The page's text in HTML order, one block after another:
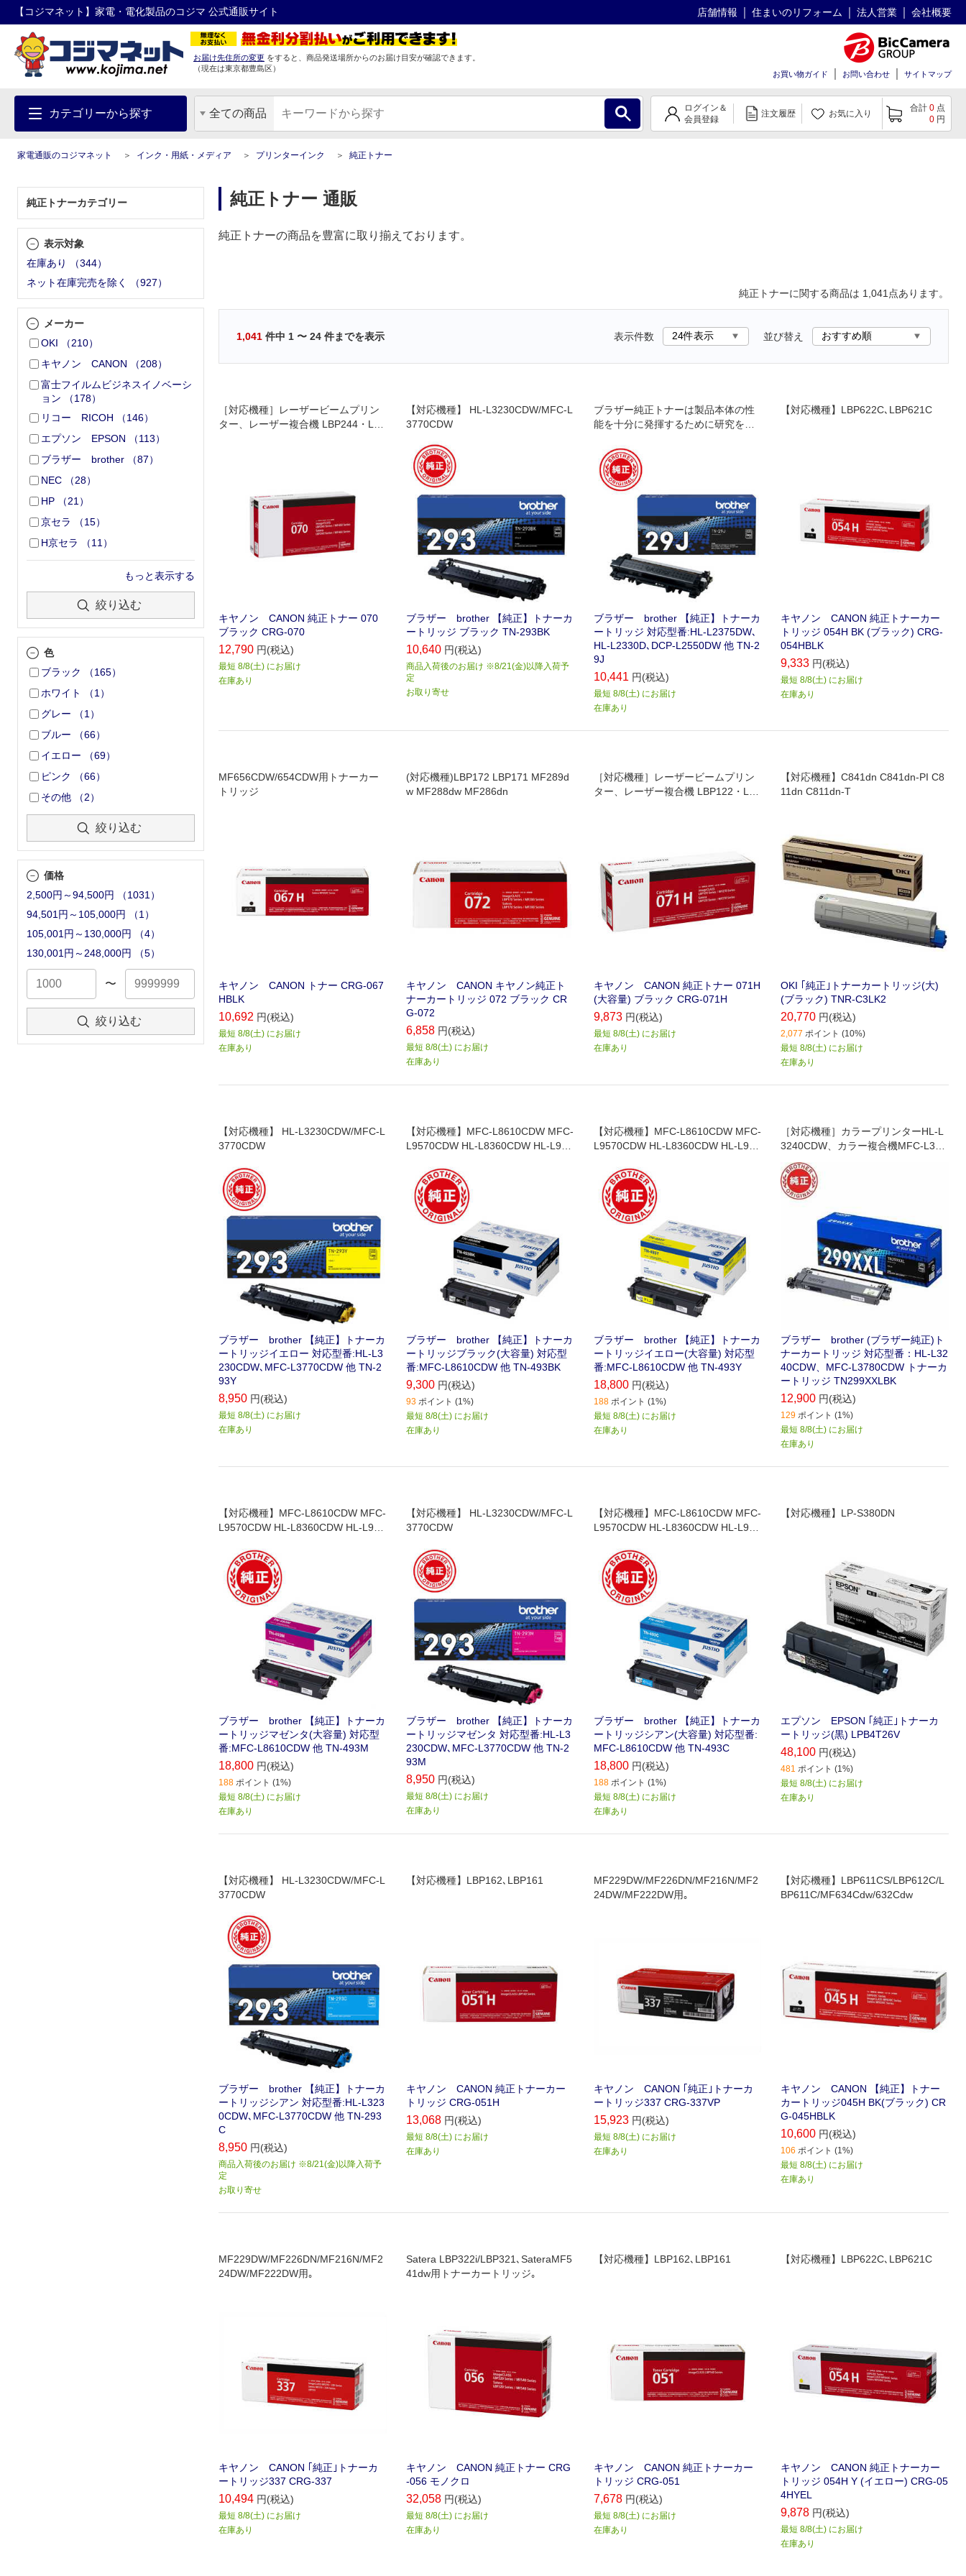
【コジマネット】家電・電化製品のコジマ 公式通販サイト 店舗情報 住まいのリフォーム 法人営業 会社概要
お届け先住所の変更 をすると、商品発送場所からのお届け目安が確認できます。
（現在は東京都豊島区）
お買い物ガイド お問い合わせ サイトマップ
カテゴリーから探す 全ての商品
ログイン＆
会員登録
注文履歴 お気に入り
合計 0 点
0 円
家電通販のコジマネット インク・用紙・メディア プリンターインク 純正トナー
純正トナーカテゴリー
表示対象
在庫あり
（344）
ネット在庫完売を除く
（927）
メーカー
OKI
（210）
キヤノン CANON
（208）
富士フイルムビジネスイノベーシ
ョン
（178）
リコー RICOH
（146）
エプソン EPSON
（113）
ブラザー brother
（87）
NEC
（28）
HP
（21 ）
京セラ
（15）
H京セラ
（11 ）
もっと表示する
絞り込む
色
ブラック
（165）
ホワイト
（1 ）
グレー
（1 ）
ブルー
（66）
イエロー
（69）
ピンク
（66）
その他
（2）
絞り込む
価格
2,500円～94,500円
（1031 ）
94,501円～105,000円
（1 ）
105,001円～130,000円
（4）
130,001円～248,000円
（5）
〜
絞り込む
純正トナー 通販
純正トナーの商品を豊富に取り揃えております。
純正トナーに関する商品は 1,041 点あります。
1,041 件中 1 〜 24 件までを表示 表示件数 並び替え
［対応機種］レーザービームプリン
ター、レーザー複合機 LBP244・LB
キヤノン CANON 純正トナー 070
ブラック CRG-070
12,790 円(税込)
最短 8/8(土) にお届け
在庫あり
【対応機種】 HL-L3230CDW/MFC-L
3770CDW
ブラザー brother 【純正】トナーカ
ートリッジ ブラック TN-293BK
10,640 円(税込)
商品入荷後のお届け ※8/21(金)以降入荷予
定
お取り寄せ
ブラザー純正トナーは製品本体の性
能を十分に発揮するために研究を重
ブラザー brother 【純正】トナーカ
ートリッジ 対応型番:HL-L2375DW､
HL-L2330D､DCP-L2550DW 他 TN-2
9J
10,441 円(税込)
最短 8/8(土) にお届け
在庫あり
【対応機種】LBP622C､LBP621C
キヤノン CANON 純正トナーカー
トリッジ 054H BK (ブラック) CRG-
054HBLK
9,333 円(税込)
最短 8/8(土) にお届け
在庫あり
MF656CDW/654CDW用トナーカー
トリッジ
キヤノン CANON トナー CRG-067
HBLK
10,692 円(税込)
最短 8/8(土) にお届け
在庫あり
(対応機種)LBP172 LBP171 MF289d
w MF288dw MF286dn
キヤノン CANON キヤノン純正ト
ナーカートリッジ 072 ブラック CR
G-072
6,858 円(税込)
最短 8/8(土) にお届け
在庫あり
［対応機種］レーザービームプリン
ター、レーザー複合機 LBP122・LB
キヤノン CANON 純正トナー 071H
(大容量) ブラック CRG-071H
9,873 円(税込)
最短 8/8(土) にお届け
在庫あり
【対応機種】C841dn C841dn-PI C8
11dn C811dn-T
OKI ｢純正｣トナーカートリッジ(大)
(ブラック) TNR-C3LK2
20,770 円(税込)
2,077 ポイント (10%)
最短 8/8(土) にお届け
在庫あり
【対応機種】 HL-L3230CDW/MFC-L
3770CDW
ブラザー brother 【純正】トナーカ
ートリッジイエロー 対応型番:HL-L3
230CDW､MFC-L3770CDW 他 TN-2
93Y
8,950 円(税込)
最短 8/8(土) にお届け
在庫あり
【対応機種】MFC-L8610CDW MFC-
L9570CDW HL-L8360CDW HL-L931
ブラザー brother 【純正】トナーカ
ートリッジブラック(大容量) 対応型
番:MFC-L8610CDW 他 TN-493BK
9,300 円(税込)
93 ポイント (1%)
最短 8/8(土) にお届け
在庫あり
【対応機種】MFC-L8610CDW MFC-
L9570CDW HL-L8360CDW HL-L931
ブラザー brother 【純正】トナーカ
ートリッジイエロー(大容量) 対応型
番:MFC-L8610CDW 他 TN-493Y
18,800 円(税込)
188 ポイント (1%)
最短 8/8(土) にお届け
在庫あり
［対応機種］カラープリンターHL-L
3240CDW、カラー複合機MFC-L378
0CDW
ブラザー brother (ブラザー純正)ト
ナーカートリッジ 対応型番：HL-L32
40CDW、MFC-L3780CDW トナーカ
ートリッジ TN299XXLBK
12,900 円(税込)
129 ポイント (1%)
最短 8/8(土) にお届け
在庫あり
【対応機種】MFC-L8610CDW MFC-
L9570CDW HL-L8360CDW HL-L931
ブラザー brother 【純正】トナーカ
ートリッジマゼンタ(大容量) 対応型
番:MFC-L8610CDW 他 TN-493M
18,800 円(税込)
188 ポイント (1%)
最短 8/8(土) にお届け
在庫あり
【対応機種】 HL-L3230CDW/MFC-L
3770CDW
ブラザー brother 【純正】トナーカ
ートリッジマゼンタ 対応型番:HL-L3
230CDW､MFC-L3770CDW 他 TN-2
93M
8,950 円(税込)
最短 8/8(土) にお届け
在庫あり
【対応機種】MFC-L8610CDW MFC-
L9570CDW HL-L8360CDW HL-L931
ブラザー brother 【純正】トナーカ
ートリッジシアン(大容量) 対応型番:
MFC-L8610CDW 他 TN-493C
18,800 円(税込)
188 ポイント (1%)
最短 8/8(土) にお届け
在庫あり
【対応機種】LP-S380DN
エプソン EPSON ｢純正｣トナーカ
ートリッジ(黒) LPB4T26V
48,100 円(税込)
481 ポイント (1%)
最短 8/8(土) にお届け
在庫あり
【対応機種】 HL-L3230CDW/MFC-L
3770CDW
ブラザー brother 【純正】トナーカ
ートリッジシアン 対応型番:HL-L323
0CDW､MFC-L3770CDW 他 TN-293
C
8,950 円(税込)
商品入荷後のお届け ※8/21(金)以降入荷予
定
お取り寄せ
【対応機種】LBP162､LBP161
キヤノン CANON 純正トナーカー
トリッジ CRG-051H
13,068 円(税込)
最短 8/8(土) にお届け
在庫あり
MF229DW/MF226DN/MF216N/MF2
24DW/MF222DW用｡
キヤノン CANON ｢純正｣トナーカ
ートリッジ337 CRG-337VP
15,923 円(税込)
最短 8/8(土) にお届け
在庫あり
【対応機種】LBP611CS/LBP612C/L
BP611C/MF634Cdw/632Cdw
キヤノン CANON 【純正】トナー
カートリッジ045H BK(ブラック) CR
G-045HBLK
10,600 円(税込)
106 ポイント (1%)
最短 8/8(土) にお届け
在庫あり
MF229DW/MF226DN/MF216N/MF2
24DW/MF222DW用｡
キヤノン CANON ｢純正｣トナーカ
ートリッジ337 CRG-337
10,494 円(税込)
最短 8/8(土) にお届け
在庫あり
Satera LBP322i/LBP321､SateraMF5
41dw用トナーカートリッジ｡
キヤノン CANON 純正トナー CRG
-056 モノクロ
32,058 円(税込)
最短 8/8(土) にお届け
在庫あり
【対応機種】LBP162､LBP161
キヤノン CANON 純正トナーカー
トリッジ CRG-051
7,678 円(税込)
最短 8/8(土) にお届け
在庫あり
【対応機種】LBP622C､LBP621C
キヤノン CANON 純正トナーカー
トリッジ 054H Y (イエロー) CRG-05
4HYEL
9,878 円(税込)
最短 8/8(土) にお届け
在庫あり